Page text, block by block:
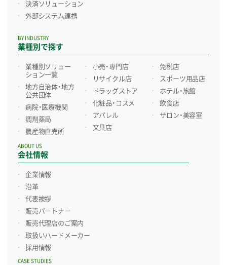
決済ソリューション
外部システム連携
業種別で探す
BY INDUSTRY
業種別ソリュー
ション一覧
地方自治体・地方
公共団体
病院・医療機関
調剤薬局
農産物直売所
小売・専門店
リサイクル店
ドラッグストア
化粧品・コスメ
アパレル
文具店
免税店
スポーツ用品店
ホテル・旅館
飲食店
サロン・美容室
会社情報
ABOUT US
企業情報
沿革
代表挨拶
販売パートナー
販売代理店のご案内
取扱いハードメーカー
採用情報
CASE STUDIES